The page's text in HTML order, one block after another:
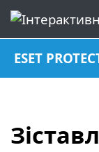
ESET